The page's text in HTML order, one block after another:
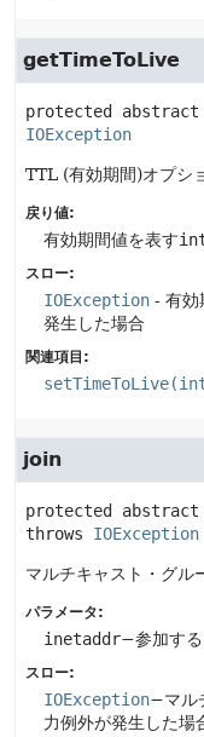
getTimeToLive
protected abstract
IOException
TTL (有効期間)オプシ
戻り値:
有効期間値を表す
スロー:
IOException - 有効
発生した場合
関連項目:
join
protected abstract
throws IOException
マルチキャスト・グル
パラメータ:
inetaddr−参加する
スロー:
IOException−マル
力例外が発生した場